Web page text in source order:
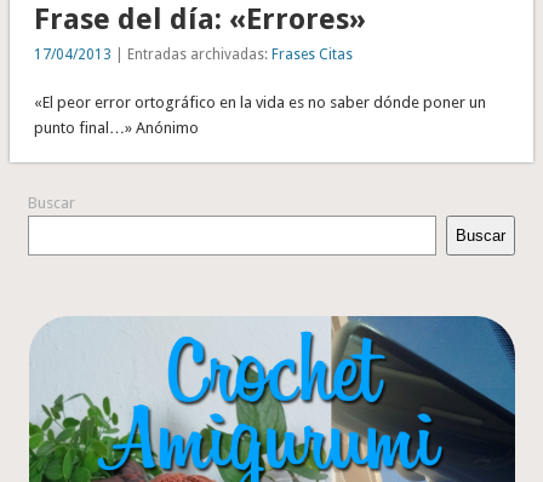
Frase del día: «Errores»
17/04/2013 | Entradas archivadas: Frases Citas
«El peor error ortográfico en la vida es no saber dónde poner un
punto final…» Anónimo
Buscar
Buscar